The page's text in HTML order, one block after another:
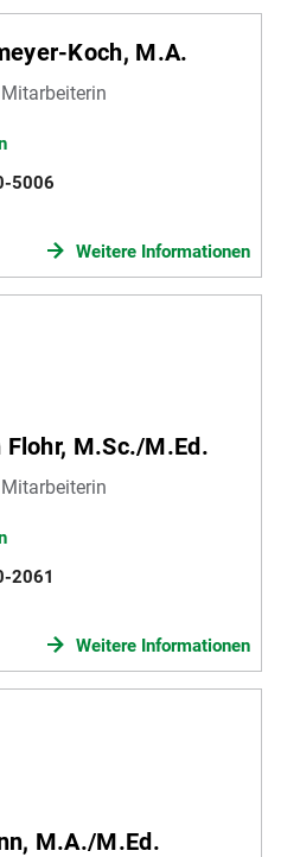
Koch, M.A.
5006
Weitere Informationen
M.Sc./M.Ed.
2061
Weitere Informationen
M.A./M.Ed.